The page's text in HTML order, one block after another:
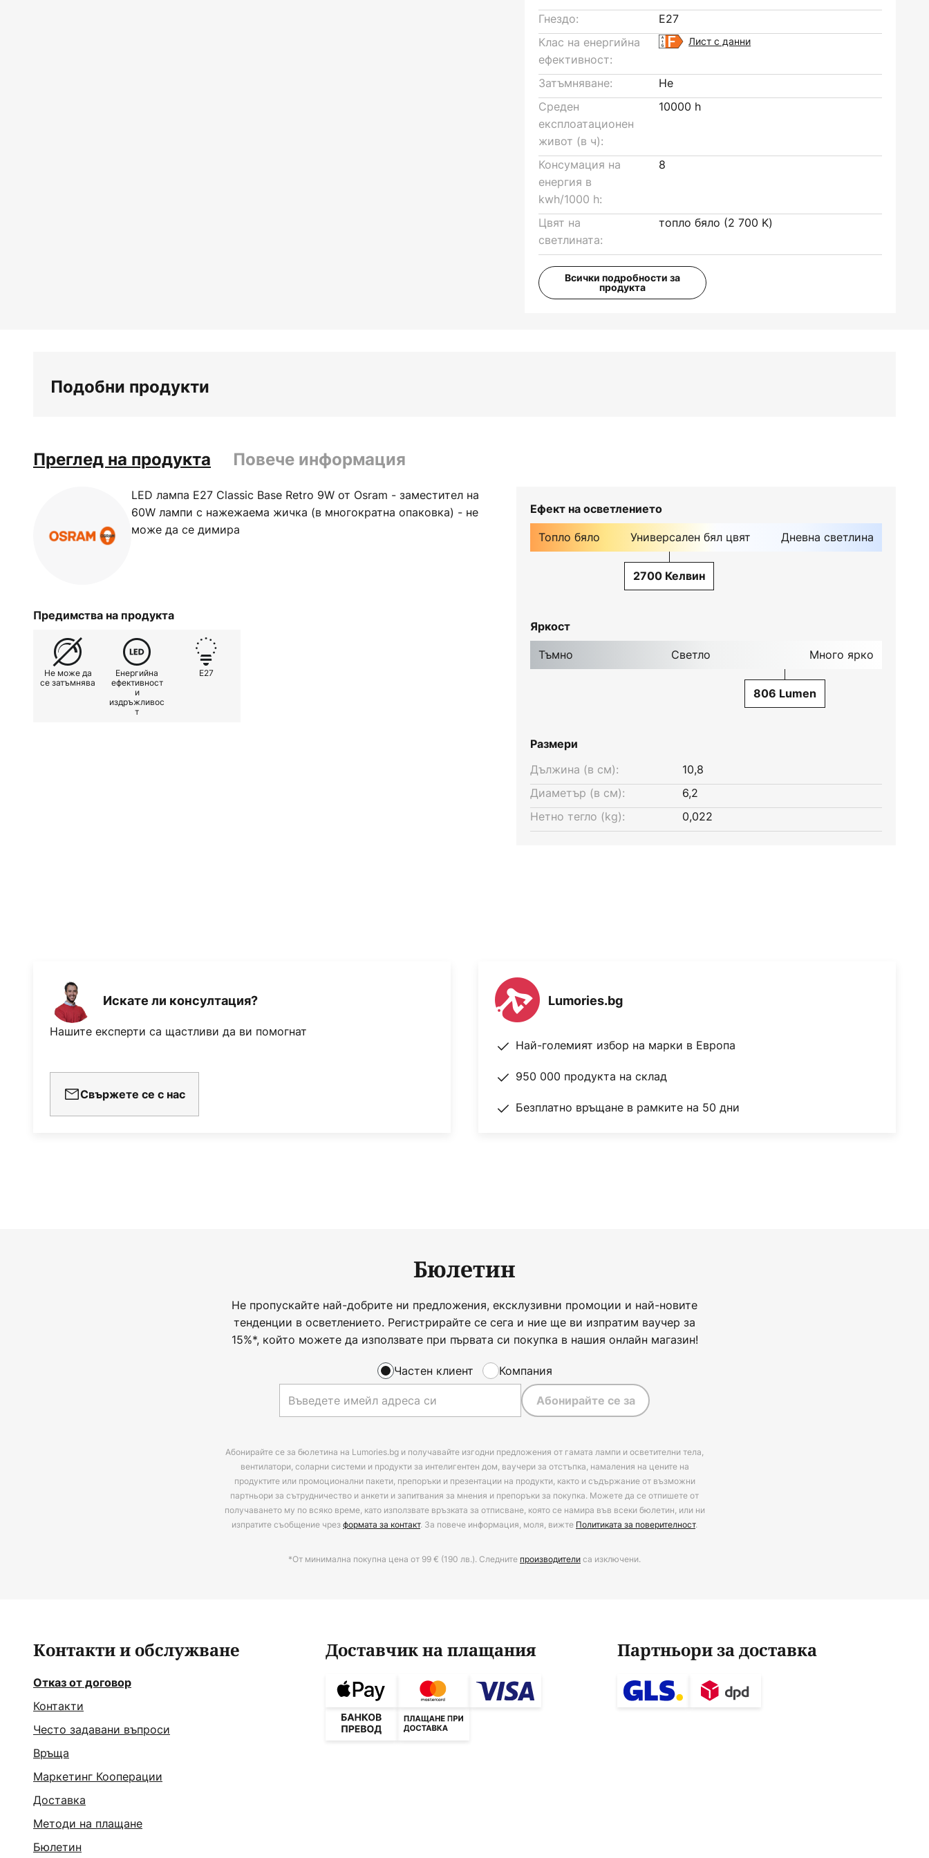
Гнездо:
E27
Клас на енергийна
ефективност:
Лист с данни
Затъмняване:
Не
Среден
експлоатационен
живот (в ч):
10000 h
Консумация на
енергия в
kwh/1000 h:
8
Цвят на
светлината:
топло бяло (2 700 K)
Всички подробности за
продукта
Подобни продукти
Преглед на продукта Повече информация
LED лампа E27 Classic Base Retro 9W от Osram - заместител на
60W лампи с нажежаема жичка (в многократна опаковка) - не
може да се димира
Предимства на продукта
Не може да
се затъмнява
Енергийна
ефективност
и
издръжливос
т
E27
Ефект на осветлението
Топло бяло Универсален бял цвят Дневна светлина
2700 Келвин
Яркост
Тъмно Светло Много ярко
806 Lumen
Размери
Дължина (в см):
10,8
Диаметър (в см):
6,2
Нетно тегло (kg):
0,022
Искате ли консултация?
Нашите експерти са щастливи да ви помогнат
Свържете се с нас
Lumories.bg
Най-големият избор на марки в Европа
950 000 продукта на склад
Безплатно връщане в рамките на 50 дни
Бюлетин
Не пропускайте най-добрите ни предложения, ексклузивни промоции и най-новите
тенденции в осветлението. Регистрирайте се сега и ние ще ви изпратим ваучер за
15%*, който можете да използвате при първата си покупка в нашия онлайн магазин!
Частен клиент Компания
Абонирайте се за
Абонирайте се за бюлетина на Lumories.bg и получавайте изгодни предложения от гамата лампи и осветителни тела,
вентилатори, соларни системи и продукти за интелигентен дом, ваучери за отстъпка, намаления на цените на
продуктите или промоционални пакети, препоръки и презентации на продукти, както и съдържание от възможни
партньори за сътрудничество и анкети и запитвания за мнения и препоръки за покупка. Можете да се отпишете от
получаването му по всяко време, като използвате връзката за отписване, която се намира във всеки бюлетин, или ни
изпратите съобщение чрезформата за контакт. За повече информация, моля, вижте Политиката за поверителност.
*От минимална покупна цена от 99 € (190 лв.). Следните производителиса изключени.
Контакти и обслужване
Отказ от договор
Контакти
Често задавани въпроси
Връща
Маркетинг Кооперации
Доставка
Методи на плащане
Бюлетин
Доставчик на плащания Партньори за доставка